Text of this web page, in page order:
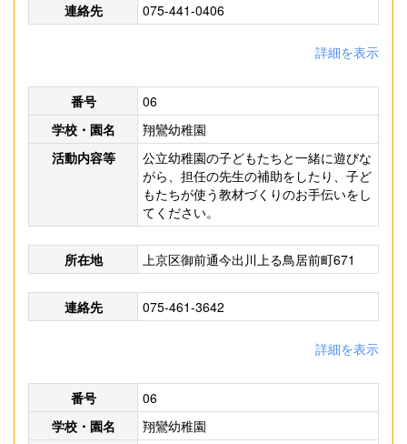
連絡先 075-441-0406
詳細を表示
番号
06
学校・園名
翔鸞幼稚園
活動内容等
公立幼稚園の子どもたちと一緒に遊びな
がら、担任の先生の補助をしたり、子ど
もたちが使う教材づくりのお手伝いをし
てください。
所在地 上京区御前通今出川上る鳥居前町671
連絡先 075-461-3642
詳細を表示
番号
06
学校・園名
翔鸞幼稚園